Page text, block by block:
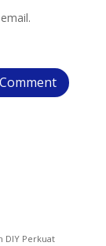
DIY Perkuat